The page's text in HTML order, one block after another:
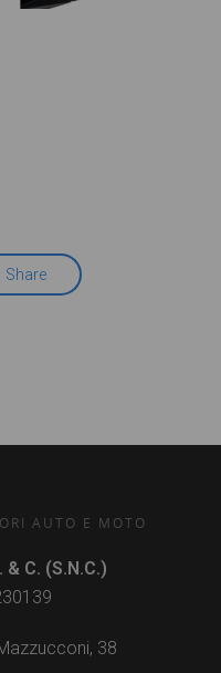
Share
AUTO E MOTO
C. (S.N.C.)
38